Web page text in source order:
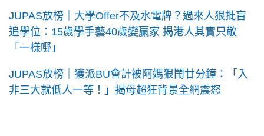
JUPAS放榜｜大學Offer不及水電牌？過來人狠批盲
追學位：15歲學手藝40歲變贏家 揭港人其實只敬
「一樣嘢」
JUPAS放榜｜獲派BU會計被阿媽狠鬧廿分鐘：「入
非三大就低人一等！」揭母超狂背景全網震怒